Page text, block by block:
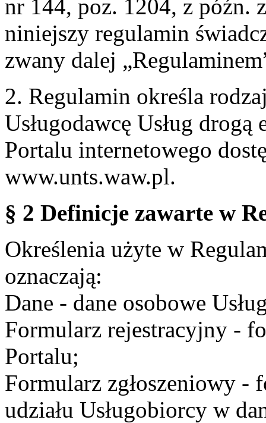
nr 144, poz. 1204, z późn.
niniejszy regulamin
zwany dalej
2. Regulamin określa
Usługodawcę Usług
Portalu internetowego
www.unts.waw.pl.
§ 2 Definicje zawarte w
Określenia użyte w
oznaczają:
Dane - dane osobowe
Formularz rejestracyjny -
Portalu;
Formularz zgłoszeniowy -
udziału Usługobiorcy w